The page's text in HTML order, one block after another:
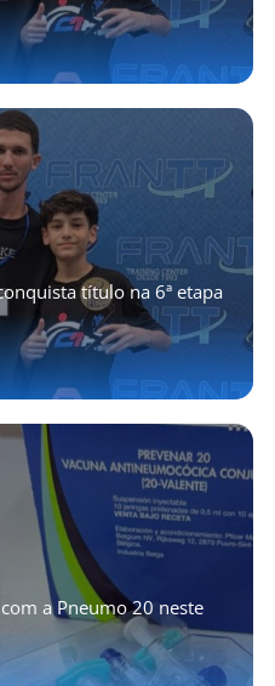
título na 6ª etapa
a Pneumo 20 neste